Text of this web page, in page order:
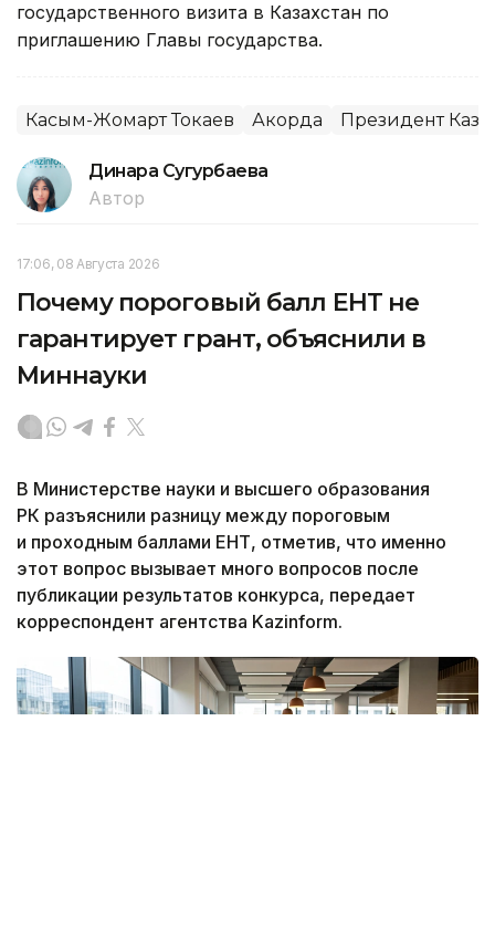
государственного визита в Казахстан по
приглашению Главы государства.
Касым-Жомарт Токаев Акорда Президент
Динара Сугурбаева
Автор
17:06, 08 Августа 2026
Почему пороговый балл ЕНТ не
гарантирует грант, объяснили в
Миннауки
В Министерстве науки и высшего образования
РК разъяснили разницу между пороговым
и проходным баллами ЕНТ, отметив, что именно
этот вопрос вызывает много вопросов после
публикации результатов конкурса, передает
корреспондент агентства Kazinform.